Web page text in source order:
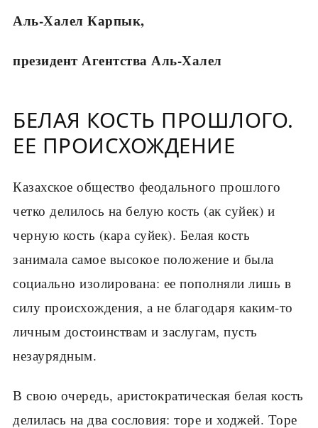
Аль-Халел Карпык,
президент Агентства Аль-Халел
БЕЛАЯ КОСТЬ ПРОШЛОГО.
ЕЕ ПРОИСХОЖДЕНИЕ
Казахское общество феодального прошлого
четко делилось на белую кость (ак суйек) и
черную кость (кара суйек). Белая кость
занимала самое высокое положение и была
социально изолирована: ее пополняли лишь в
силу происхождения, а не благодаря каким-то
личным достоинствам и заслугам, пусть
незаурядным.
В свою очередь, аристократическая белая кость
делилась на два сословия: торе и ходжей. Торе